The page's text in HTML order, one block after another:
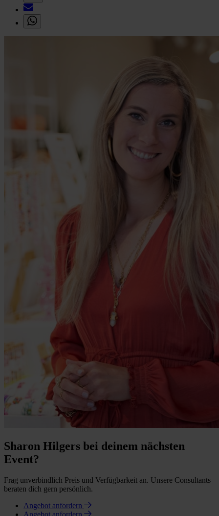
Sharon Hilgers bei deinem nächsten
Event?
Frag unverbindlich Preis und Verfügbarkeit an. Unsere Consultants
beraten dich gern persönlich.
Angebot anfordern